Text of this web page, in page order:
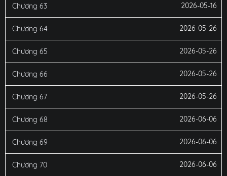
Chương 63 2026-05-16
Chương 64 2026-05-26
Chương 65 2026-05-26
Chương 66 2026-05-26
Chương 67 2026-05-26
Chương 68 2026-06-06
Chương 69 2026-06-06
Chương 70 2026-06-06